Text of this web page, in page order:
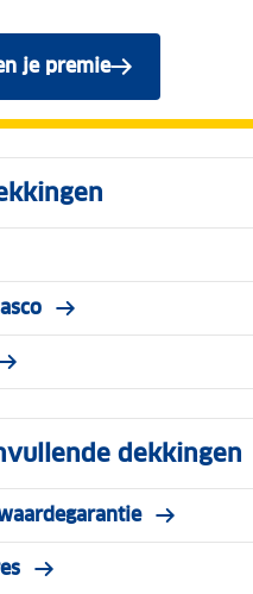
je premie
voor de ANWB
dekkingen